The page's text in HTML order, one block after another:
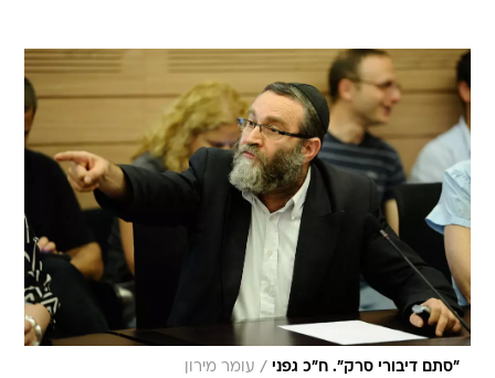
"סתם דיבורי סרק". ח"כ גפני / עומר מירון